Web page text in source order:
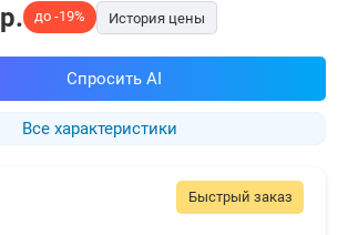
Все характеристики
p. до -19% История цены
Спросить AI
Быстрый заказ